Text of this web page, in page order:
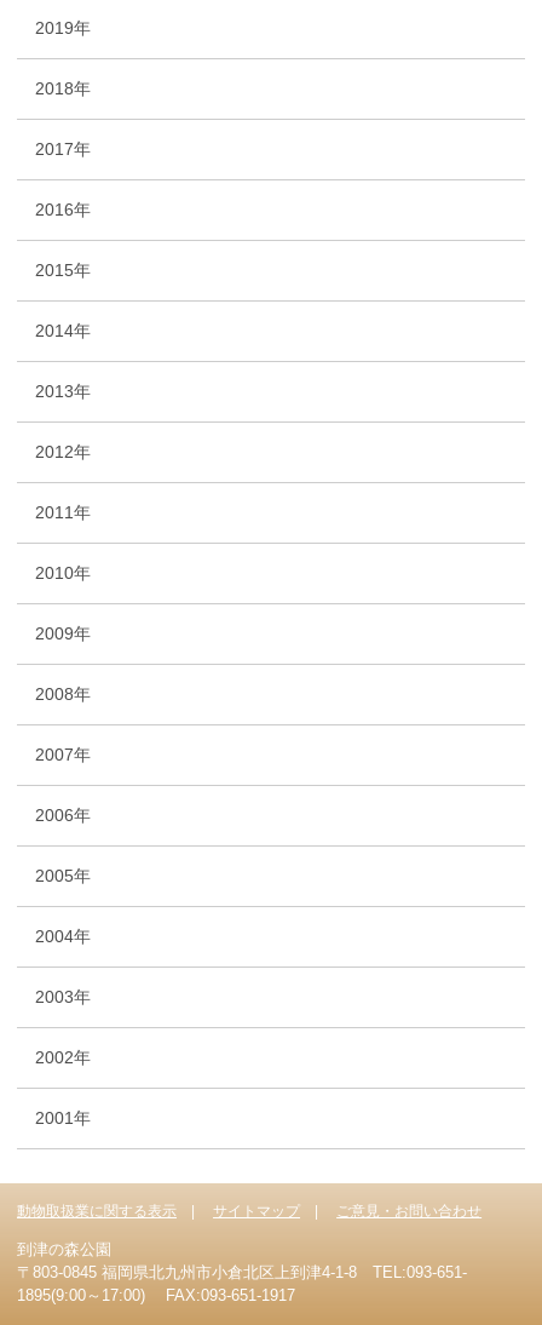
2019年
2018年
2017年
2016年
2015年
2014年
2013年
2012年
2011年
2010年
2009年
2008年
2007年
2006年
2005年
2004年
2003年
2002年
2001年
動物取扱業に関する表示 サイトマップ ご意見・お問い合わせ
到津の森公園
〒803-0845 福岡県北九州市小倉北区上到津4-1-8 TEL:093-651-
1895(9:00～17:00) FAX:093-651-1917